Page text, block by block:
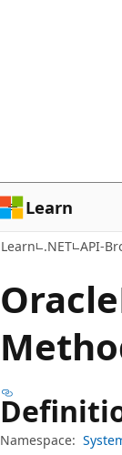
Learn
Learn .NET API-
Oracle
Namespace: